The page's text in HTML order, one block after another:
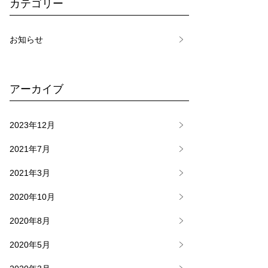
カテゴリー
お知らせ
アーカイブ
2023年12月
2021年7月
2021年3月
2020年10月
2020年8月
2020年5月